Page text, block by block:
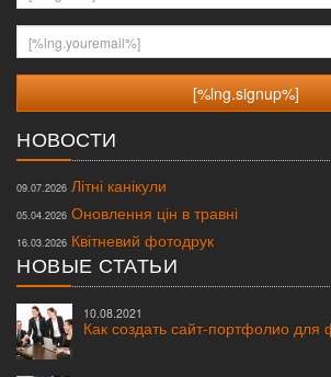
[%lng.youremail%]
НОВОСТИ
09.07.2026 Літні канікули
05.04.2026 Оновлення цін в травні
16.03.2026 Квітневий фотодрук
НОВЫЕ СТАТЬИ
10.08.2021
Как создать сайт-портфолио для